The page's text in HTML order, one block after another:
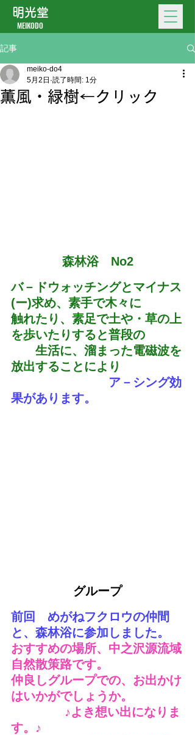
明光堂
MEIKODO
記事
薫風・緑樹←クリック
meiko-do4
5月2日 読了時間: 1分
森林浴　No2
バ－ドウォッチングとマイナス
(ー)求め、素手で木々に
触れたり、素足で土や・草の上
を歩いたりすると普段の
生活に、溜まった電磁波を
放出することにより
ア－シング効
果があります。
グループ
前回　めがねフクロウの仲間
と、森林浴に参加しました。
おすすめの場所、中之沢源流域
自然散策路です。
仲良しグループでの、お出かけ
はいかがでしょうか。
す。♪